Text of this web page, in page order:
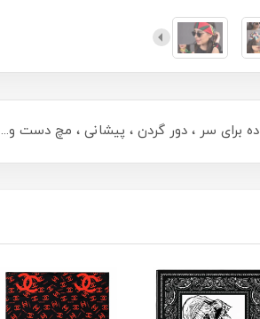
برای سر ، دور گردن ، پیشانی ، مچ دست و...